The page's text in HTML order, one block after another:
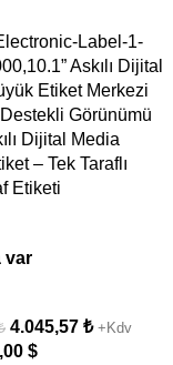
Dijital Media
– Tek Taraflı
Etiketi
var
4.045,57 ₺ +Kdv
$